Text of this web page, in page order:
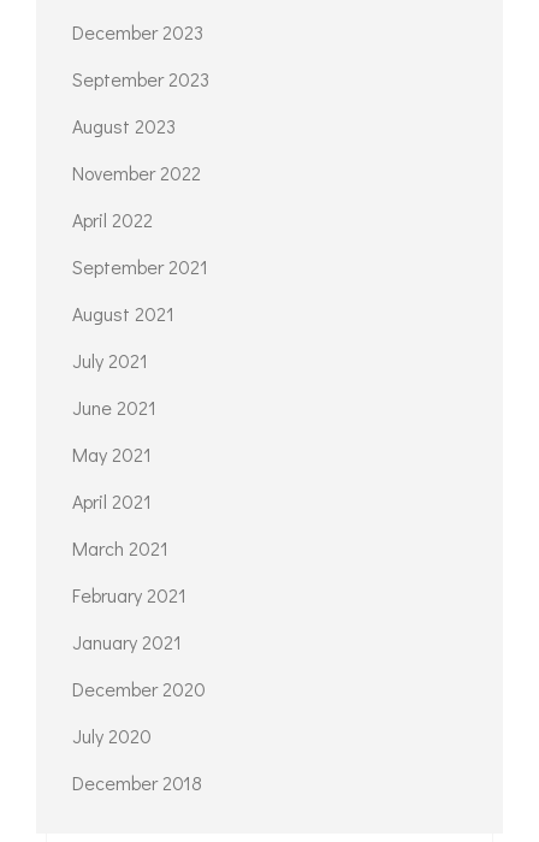
December 2023
September 2023
August 2023
November 2022
April 2022
September 2021
August 2021
July 2021
June 2021
May 2021
April 2021
March 2021
February 2021
January 2021
December 2020
July 2020
December 2018